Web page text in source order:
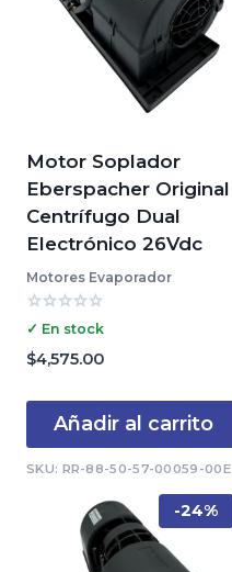
Motor Soplador
Eberspacher Original
Centrífugo Dual
Electrónico 26Vdc
Motores Evaporador
Valorado
0
de
✓ En stock
$4,575.00
Añadir al carrito
SKU: RR-88-50-57-00059-00E
-24%